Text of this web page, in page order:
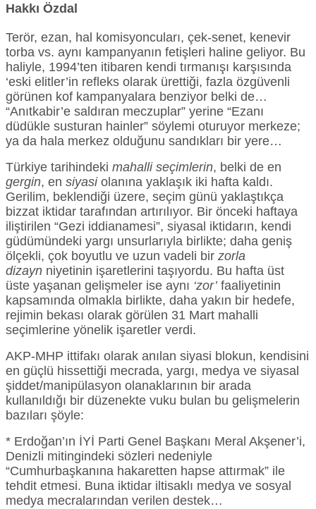
Hakkı Özdal
Terör, ezan, hal komisyoncuları, çek-senet, kenevir
torba vs. aynı kampanyanın fetişleri haline geliyor. Bu
haliyle, 1994’ten itibaren kendi tırmanışı karşısında
‘eski elitler’in refleks olarak ürettiği, fazla özgüvenli
görünen kof kampanyalara benziyor belki de…
“Anıtkabir’e saldıran meczuplar” yerine “Ezanı
düdükle susturan hainler” söylemi oturuyor merkeze;
ya da hala merkez olduğunu sandıkları bir yere…
Türkiye tarihindeki mahalli seçimlerin, belki de en
gergin, en siyasi olanına yaklaşık iki hafta kaldı.
Gerilim, beklendiği üzere, seçim günü yaklaştıkça
bizzat iktidar tarafından artırılıyor. Bir önceki haftaya
iliştirilen “Gezi iddianamesi”, siyasal iktidarın, kendi
güdümündeki yargı unsurlarıyla birlikte; daha geniş
ölçekli, çok boyutlu ve uzun vadeli bir zorla
dizayn niyetinin işaretlerini taşıyordu. Bu hafta üst
üste yaşanan gelişmeler ise aynı ‘zor’faaliyetinin
kapsamında olmakla birlikte, daha yakın bir hedefe,
rejimin bekası olarak görülen 31 Mart mahalli
seçimlerine yönelik işaretler verdi.
AKP-MHP ittifakı olarak anılan siyasi blokun, kendisini
en güçlü hissettiği mecrada, yargı, medya ve siyasal
şiddet/manipülasyon olanaklarının bir arada
kullanıldığı bir düzenekte vuku bulan bu gelişmelerin
bazıları şöyle:
* Erdoğan’ın İYİ Parti Genel Başkanı Meral Akşener’i,
Denizli mitingindeki sözleri nedeniyle
“Cumhurbaşkanına hakaretten hapse attırmak” ile
tehdit etmesi. Buna iktidar iltisaklı medya ve sosyal
medya mecralarından verilen destek…